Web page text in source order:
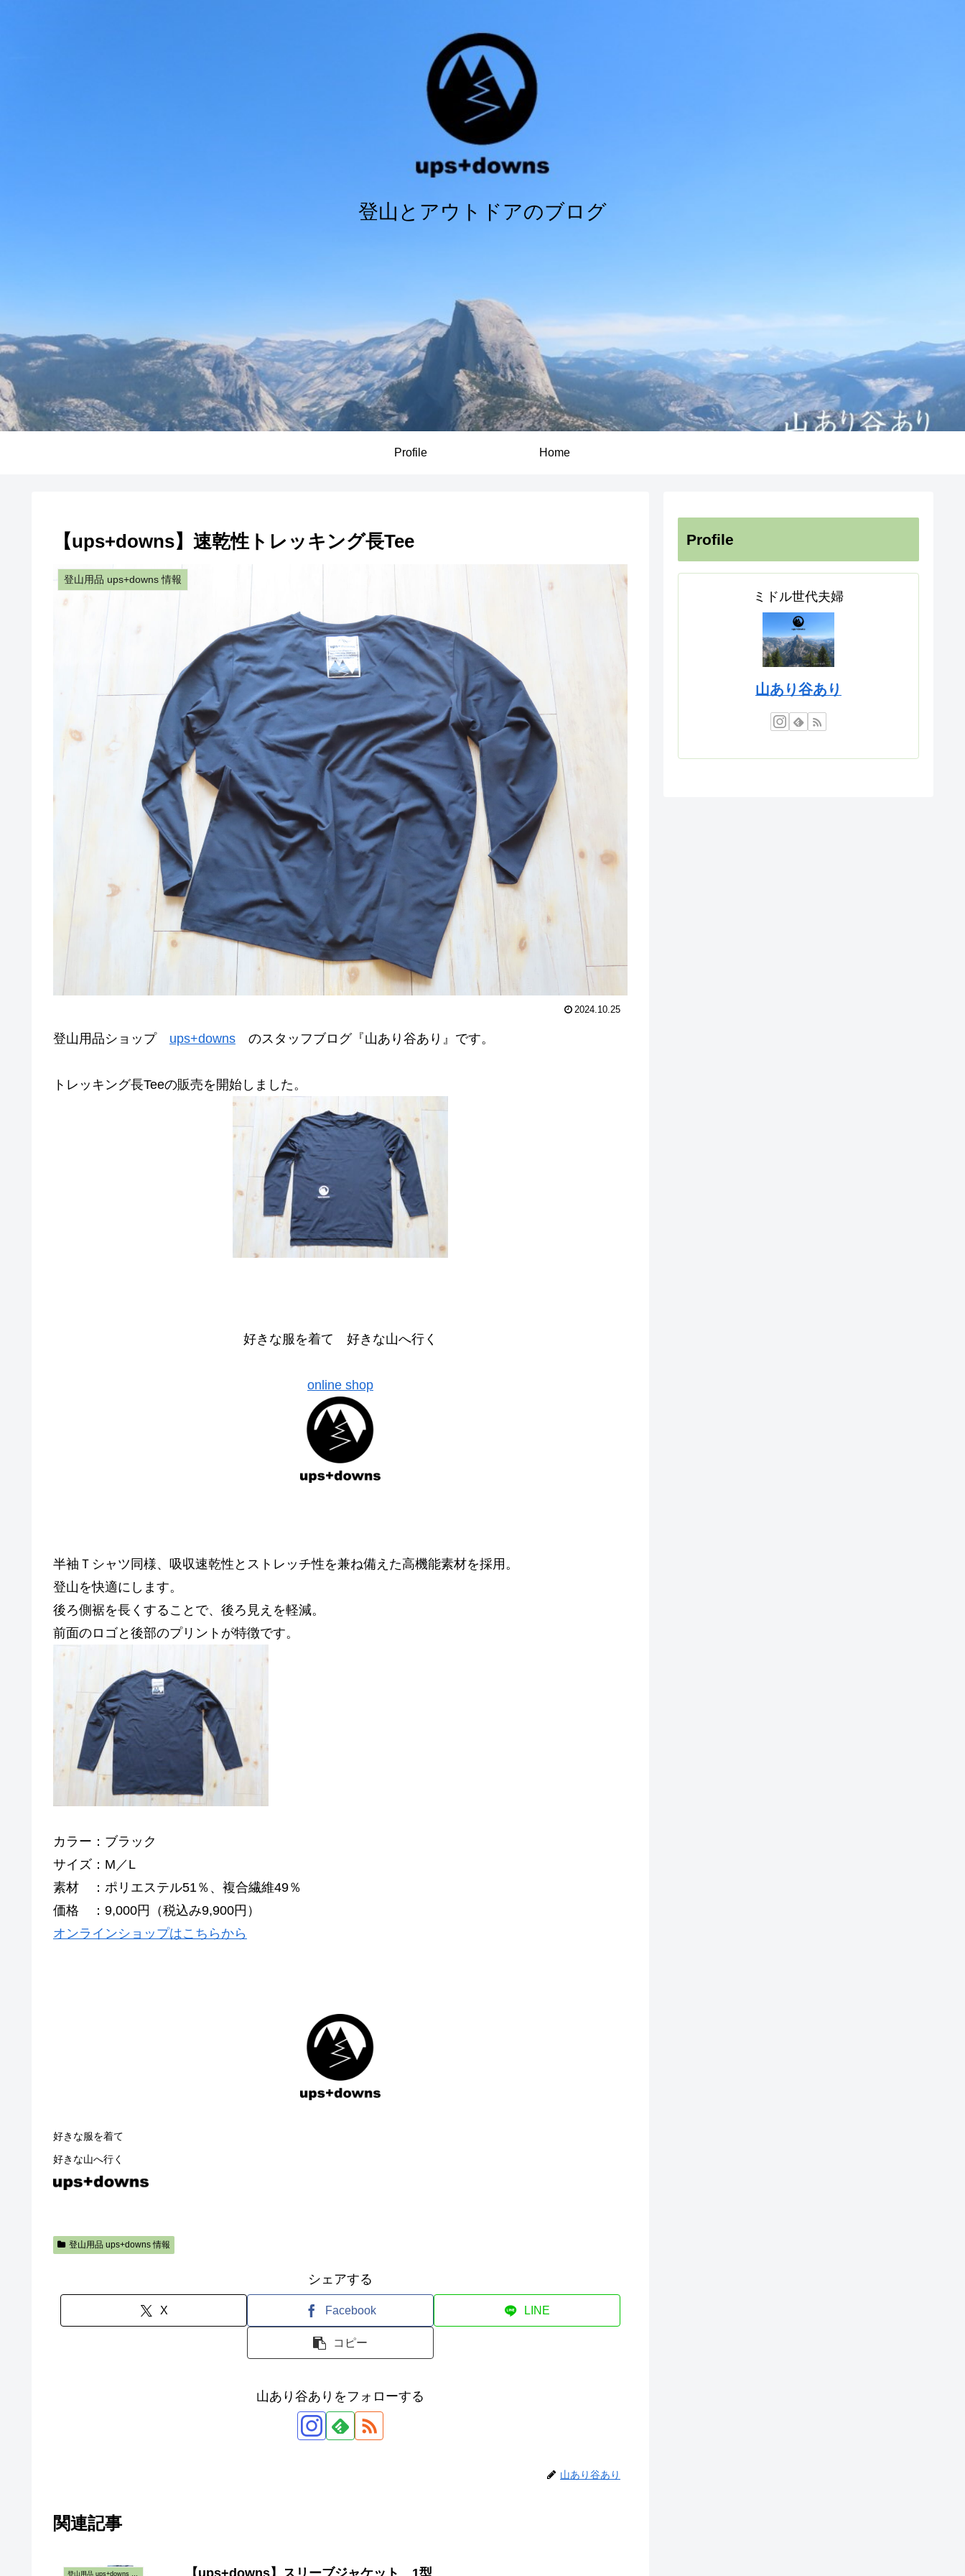
登山とアウトドアのブログ
Profile Home
【ups+downs】速乾性トレッキング長Tee
登山用品 ups+downs 情報
2024.10.25
登山用品ショップ ups+downs のスタッフブログ『山あり谷あり』です。
トレッキング長Teeの販売を開始しました。
好きな服を着て 好きな山へ行く
online shop
半袖Ｔシャツ同様、吸収速乾性とストレッチ性を兼ね備えた高機能素材を採用。
登山を快適にします。
後ろ側裾を長くすることで、後ろ見えを軽減。
前面のロゴと後部のプリントが特徴です。
カラー：ブラック
サイズ：M／L
素材 ：ポリエステル51％、複合繊維49％
価格 ：9,000円（税込み9,900円）
オンラインショップはこちらから
好きな服を着て
好きな山へ行く
登山用品 ups+downs 情報
シェアする
X Facebook LINE
コピー
山あり谷ありをフォローする
山あり谷あり
関連記事
登山用品 ups+downs 情報 【ups+downs】スリーブジャケット 1型
Profile
ミドル世代夫婦
山あり谷あり